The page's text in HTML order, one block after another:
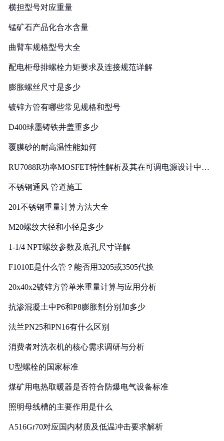
横担型号对应重量
锰矿石产品化合水含量
曲臂车规格型号大全
配电柜母排螺栓力矩要求及连接规范详解
膨胀螺丝尺寸是多少
镀锌方管有哪些常见规格和型号
D400球墨铸铁井盖重多少
覆膜砂的耐高温性能如何
RU7088R功率MOSFET特性解析及其在可调电源设计中的
不锈钢通风 管道施工
201不锈钢重量计算方法大全
M20螺纹大径和小径是多少
1-1/4 NPT螺纹参数及底孔尺寸详解
F1010E是什么管？能否用3205或3505代换
20x40x2镀锌方管单米重量计算与应用分析
抗渗混凝土中P6和P8膨胀剂分别加多少
法兰PN25和PN16有什么区别
消费者对洗衣机的核心需求调研与分析
U型螺栓的国家标准
煤矿用电热取暖器是否符合防爆电气设备标准
照明母线槽的主要作用是什么
A516Gr70对应国内材质及低温冲击要求解析